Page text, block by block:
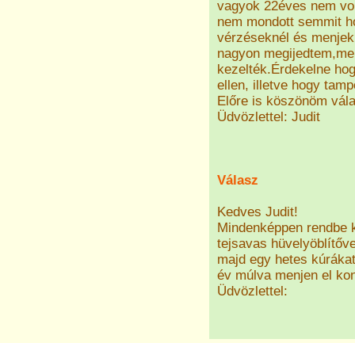
vagyok 22éves nem
nem mondott semmit
vérzéseknél és
nagyon
kezelték.Érdekelne
ellen, illetve hogy
Előre is köszönöm
Üdvözlettel: Judit
Válasz
Kedves Judit!
Mindenképpen
tejsavas
majd egy hetes
év múlva menjen el
Üdvözlettel: